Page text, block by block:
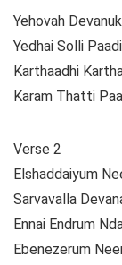
Yehovah
Yedhai Solli
Karthaadhi
Karam Thatti
Verse 2
Elshaddaiyum
Sarvavalla
Ennai Endrum
Ebenezerum